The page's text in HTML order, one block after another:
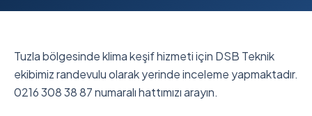
Tuzla bölgesinde klima keşif hizmeti için DSB Teknik
ekibimiz randevulu olarak yerinde inceleme yapmaktadır.
0216 308 38 87 numaralı hattımızı arayın.